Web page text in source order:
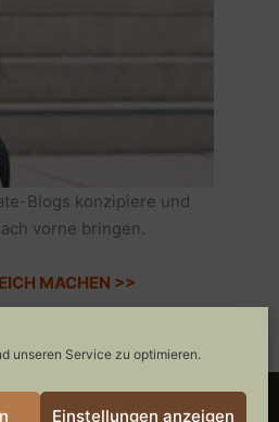
unseren Service zu optimieren.
Einstellungen anzeigen
Blogs konzipiere und
vorne bringen.
MACHEN >>